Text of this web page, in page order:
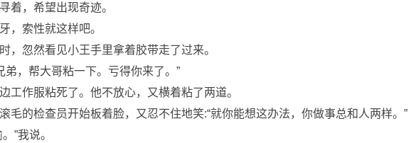
着，希望出现奇迹。
，索性就这样吧。
，忽然看见小王手里拿着胶带走了过来。
弟，帮大哥粘一下。亏得你来了。”
工作服粘死了。他不放心，又横着粘了两道。
毛的检查员开始板着脸，又忍不住地笑:“就你能想这办法，你做事总和人两样。”
”我说。